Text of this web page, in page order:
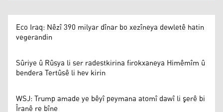
Eco Iraq: Nêzî 390 milyar dînar bo xezîneya dewletê hatin
vegerandin
Sûriye û Rûsya li ser radestkirina firokxaneya Himêmîm û
bendera Tertûsê li hev kirin
WSJ: Trump amade ye bêyî peymana atomî dawî li şerê bi
Îranê re bîne